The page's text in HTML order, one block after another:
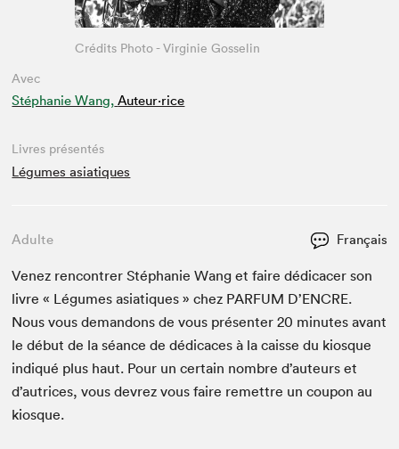
Avec
Stéphanie Wang, Auteur·rice
Crédits Photo - Virginie Gosselin
Livres présentés
Légumes asiatiques
Adulte Français
Venez ren­con­tr­er Stéphanie Wang et faire dédi­cac­er son
livre « Légumes asi­a­tiques » chez PAR­FUM D’EN­CRE.
Nous vous deman­dons de vous présen­ter20 min­utes avant
le début de la séance de dédi­caces à la caisse du kiosque
indiqué plus haut. Pour un cer­tain nom­bre d’auteurs et
d’autrices, vous devrez vous faire remet­tre un coupon au
kiosque.